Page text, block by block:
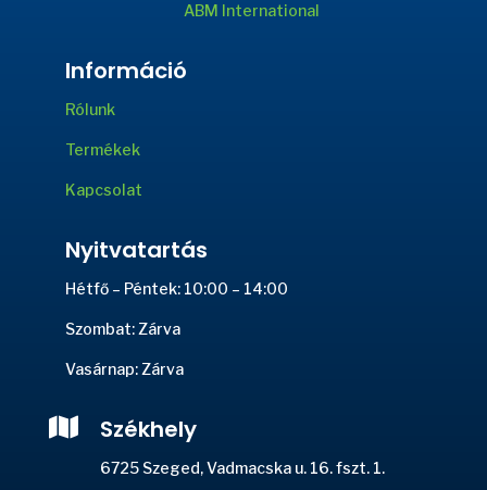
ABM International
Információ
Rólunk
Termékek
Kapcsolat
Nyitvatartás
Hétfő – Péntek: 10:00 – 14:00
Szombat: Zárva
Vasárnap: Zárva
 Székhely
6725 Szeged, Vadmacska u. 16. fszt. 1.